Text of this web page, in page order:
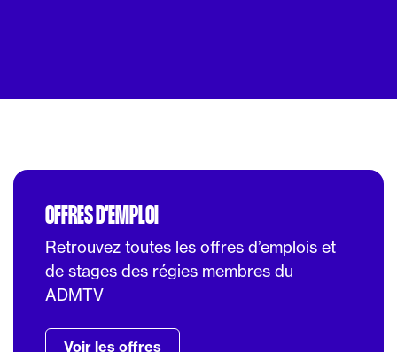
OFFRES D'EMPLOI
Retrouvez toutes les offres d’emplois et
de stages des régies membres du
ADMTV
Voir les offres